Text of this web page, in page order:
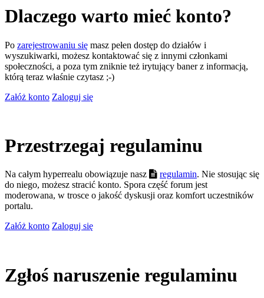
Dlaczego warto mieć konto?
Po zarejestrowaniu się masz pełen dostęp do działów i
wyszukiwarki, możesz kontaktować się z innymi członkami
społeczności, a poza tym zniknie też irytujący baner z informacją,
którą teraz właśnie czytasz ;-)
Załóż konto Zaloguj się
Przestrzegaj regulaminu
Na całym hyperrealu obowiązuje nasz regulamin. Nie stosując się
do niego, możesz stracić konto. Spora część forum jest
moderowana, w trosce o jakość dyskusji oraz komfort uczestników
portalu.
Załóż konto Zaloguj się
Zgłoś naruszenie regulaminu